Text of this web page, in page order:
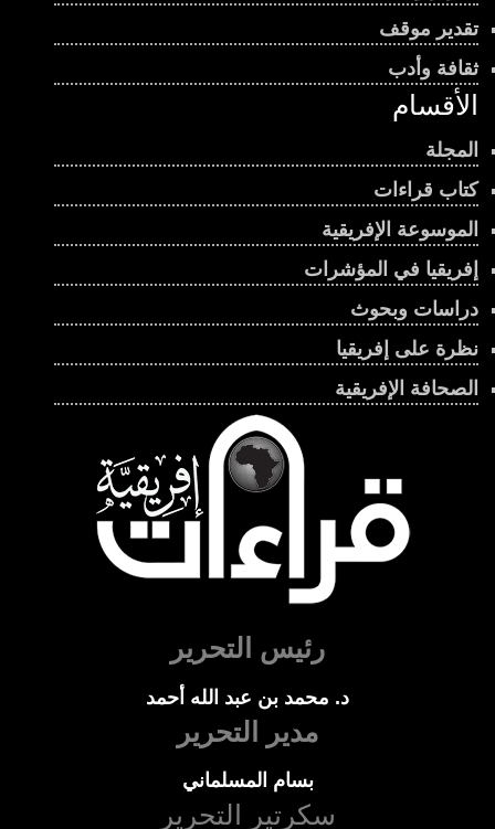
تقدير موقف
ثقافة وأدب
الأقسام
المجلة
كتاب قراءات
الموسوعة الإفريقية
إفريقيا في المؤشرات
دراسات وبحوث
نظرة على إفريقيا
الصحافة الإفريقية
رئيس التحرير
د. محمد بن عبد الله أحمد
مدير التحرير
بسام المسلماني
سكرتير التحرير